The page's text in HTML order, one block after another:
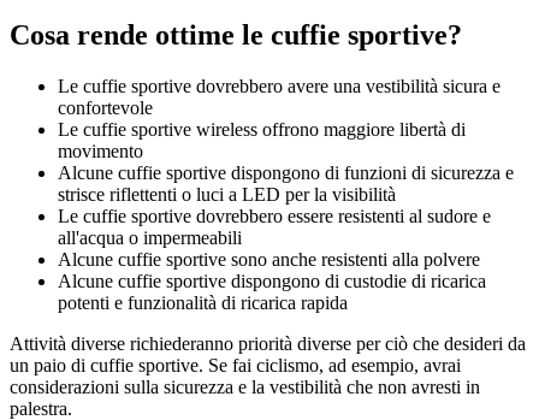
Cosa rende ottime le cuffie sportive?
Le cuffie sportive dovrebbero avere una vestibilità sicura e
confortevole
Le cuffie sportive wireless offrono maggiore libertà di
movimento
Alcune cuffie sportive dispongono di funzioni di sicurezza e
strisce riflettenti o luci a LED per la visibilità
Le cuffie sportive dovrebbero essere resistenti al sudore e
all'acqua o impermeabili
Alcune cuffie sportive sono anche resistenti alla polvere
Alcune cuffie sportive dispongono di custodie di ricarica
potenti e funzionalità di ricarica rapida
Attività diverse richiederanno priorità diverse per ciò che desideri da
un paio di cuffie sportive. Se fai ciclismo, ad esempio, avrai
considerazioni sulla sicurezza e la vestibilità che non avresti in
palestra.